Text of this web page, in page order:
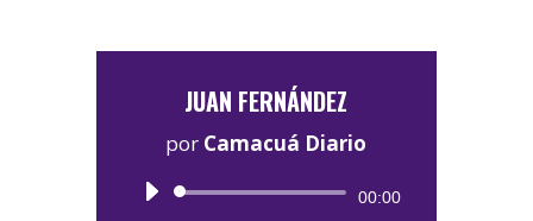
JUAN FERNÁNDEZ
por Camacuá Diario
Reproductor
00:00